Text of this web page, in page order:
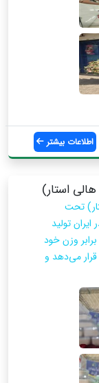
اطلاعات بیشتر
استار)
تحت
تولید
می‌شود. قابلیت جذب آب تا ۲۰۰ برابر وزن خود
قرار می‌دهد و